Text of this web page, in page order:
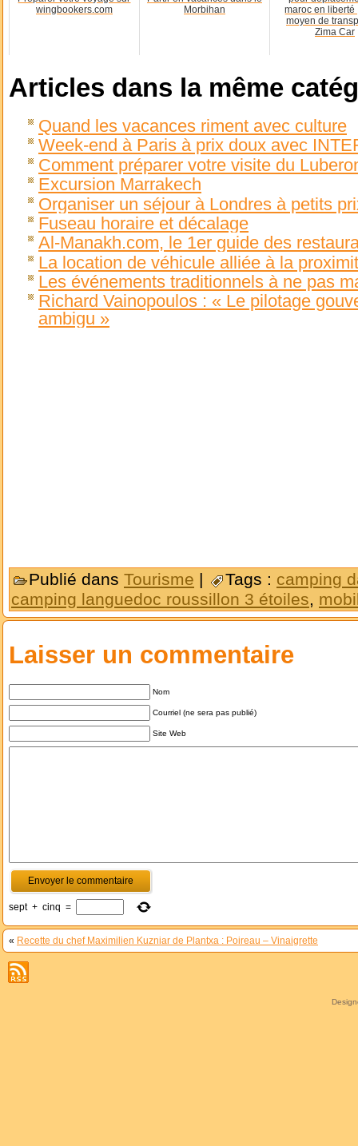
wingbookers.com
Morbihan
maroc en liberté
moyen de
Zima Car
Articles dans la même
Quand les vacances riment avec culture
Week-end à Paris à prix doux avec
Comment préparer votre visite du
Excursion Marrakech
Organiser un séjour à Londres à petits
Fuseau horaire et décalage
Al-Manakh.com, le 1er guide des
La location de véhicule alliée à la
Les événements traditionnels à ne pas
Richard Vainopoulos : « Le pilotage
ambigu »
Publié dans Tourisme | Tags : camping
camping languedoc roussillon 3 étoiles,
Laisser un commentaire
Nom
Courriel (ne sera pas publié)
Site Web
sept + cinq =
« Recette du chef Maximilien Kuzniar de Plantxa : Poireau – Vinaigrette